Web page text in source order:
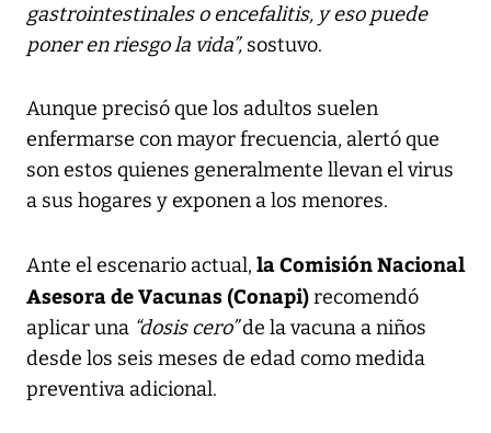
gastrointestinales o encefalitis, y eso puede
poner en riesgo la vida”, sostuvo.
Aunque precisó que los adultos suelen
enfermarse con mayor frecuencia, alertó que
son estos quienes generalmente llevan el virus
a sus hogares y exponen a los menores.
Ante el escenario actual, la Comisión Nacional
Asesora de Vacunas (Conapi)recomendó
aplicar una “dosis cero”de la vacuna a niños
desde los seis meses de edad como medida
preventiva adicional.